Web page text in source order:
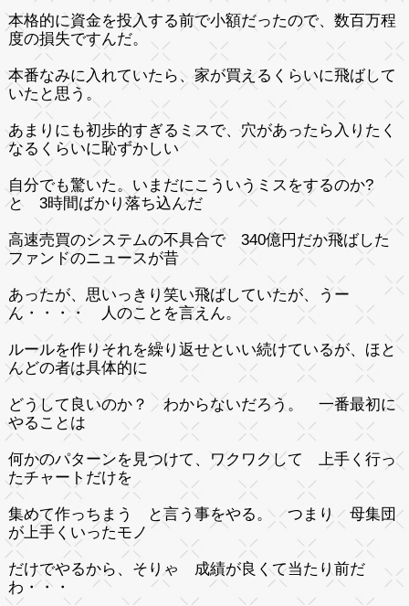
本格的に資金を投入する前で小額だったので、数百万程
度の損失ですんだ。
本番なみに入れていたら、家が買えるくらいに飛ばして
いたと思う。
あまりにも初歩的すぎるミスで、穴があったら入りたく
なるくらいに恥ずかしい
自分でも驚いた。いまだにこういうミスをするのか?
と 3時間ばかり落ち込んだ
高速売買のシステムの不具合で 340億円だか飛ばした
ファンドのニュースが昔
あったが、思いっきり笑い飛ばしていたが、うー
ん・・・・ 人のことを言えん。
ルールを作りそれを繰り返せといい続けているが、ほと
んどの者は具体的に
どうして良いのか？ わからないだろう。 一番最初に
やることは
何かのパターンを見つけて、ワクワクして 上手く行っ
たチャートだけを
集めて作っちまう と言う事をやる。 つまり 母集団
が上手くいったモノ
だけでやるから、そりゃ 成績が良くて当たり前だ
わ・・・